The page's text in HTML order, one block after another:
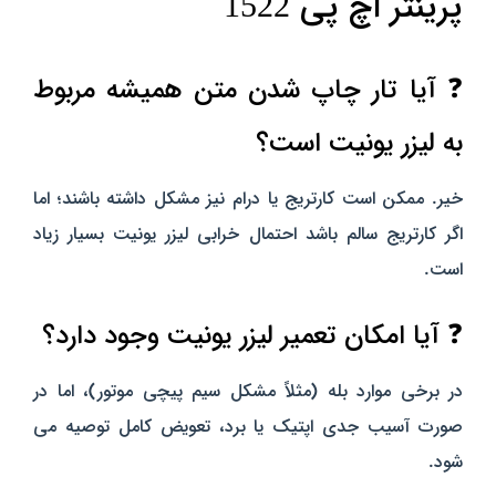
❓ آیا تار چاپ شدن متن همیشه مربوط
به لیزر یونیت است؟
خیر. ممکن است کارتریج یا درام نیز مشکل داشته باشند؛ اما
اگر کارتریج سالم باشد احتمال خرابی لیزر یونیت بسیار زیاد
است.
❓ آیا امکان تعمیر لیزر یونیت وجود دارد؟
در برخی موارد بله (مثلاً مشکل سیم‌ پیچی موتور)، اما در
صورت آسیب جدی اپتیک یا برد، تعویض کامل توصیه می‌
شود.